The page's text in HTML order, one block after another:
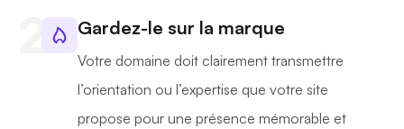
Gardez-le sur la marque
Votre domaine doit clairement transmettre
l’orientation ou l’expertise que votre site
propose pour une présence mémorable et